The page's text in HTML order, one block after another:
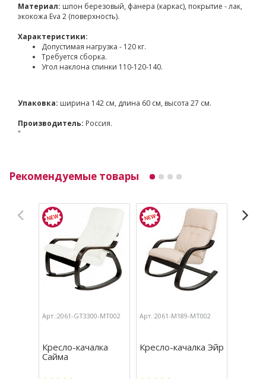
Материал: шпон березовый, фанера (каркас), покрытие - лак,
экокожа Eva 2 (поверхность).
Характеристики:
Допустимая нагрузка - 120 кг.
Требуется сборка.
Угол наклона спинки 110-120-140.
Упаковка: ширина 142 см, длина 60 см, высота 27 см.
Производитель: Россия.
"
Рекомендуемые товары
Арт.:2061-GT3300-МТ002
Кресло-качалка
Сайма
Арт.:2061-М189-МТ002
Кресло-качалка Эйр